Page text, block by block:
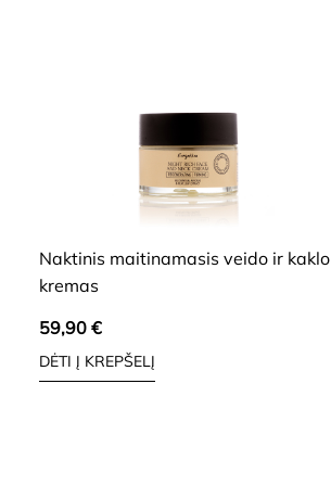
Naktinis maitinamasis veido ir kaklo
kremas
59,90 €
DĖTI Į KREPŠELĮ